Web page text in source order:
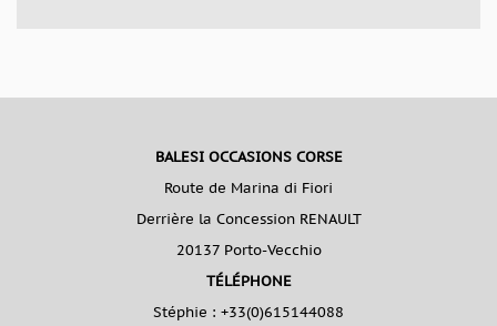
BALESI OCCASIONS CORSE
Route de Marina di Fiori
Derrière la Concession RENAULT
20137 Porto-Vecchio
TÉLÉPHONE
Stéphie : +33(0)615144088